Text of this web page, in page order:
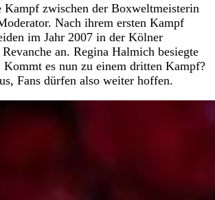
Kampf zwischen der Boxweltmeisterin
Nach ihrem ersten Kampf
im Jahr 2007 in der Kölner
an. Regina Halmich besiegte
Kommt es nun zu einem dritten Kampf?
Fans dürfen also weiter hoffen.